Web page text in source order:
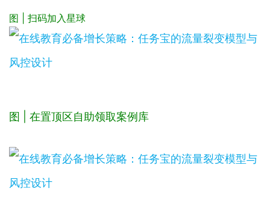
图 | 扫码加入星球
图 | 在置顶区自助领取案例库